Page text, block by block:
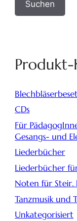
Suchen
CDs
Für
Gesangs- und
Liederbücher
Liederbücher
Noten für Steir.
Tanzmusik und
Unkategorisiert